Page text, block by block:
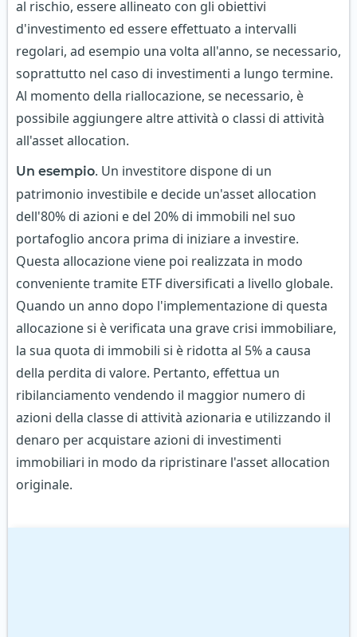
al rischio, essere allineato con gli obiettivi
d'investimento ed essere effettuato a intervalli
regolari, ad esempio una volta all'anno, se necessario,
soprattutto nel caso di investimenti a lungo termine.
Al momento della riallocazione, se necessario, è
possibile aggiungere altre attività o classi di attività
all'asset allocation.
Un esempio. Un investitore dispone di un
patrimonio investibile e decide un'asset allocation
dell'80% di azioni e del 20% di immobili nel suo
portafoglio ancora prima di iniziare a investire.
Questa allocazione viene poi realizzata in modo
conveniente tramite ETF diversificati a livello globale.
Quando un anno dopo l'implementazione di questa
allocazione si è verificata una grave crisi immobiliare,
la sua quota di immobili si è ridotta al 5% a causa
della perdita di valore. Pertanto, effettua un
ribilanciamento vendendo il maggior numero di
azioni della classe di attività azionaria e utilizzando il
denaro per acquistare azioni di investimenti
immobiliari in modo da ripristinare l'asset allocation
originale.